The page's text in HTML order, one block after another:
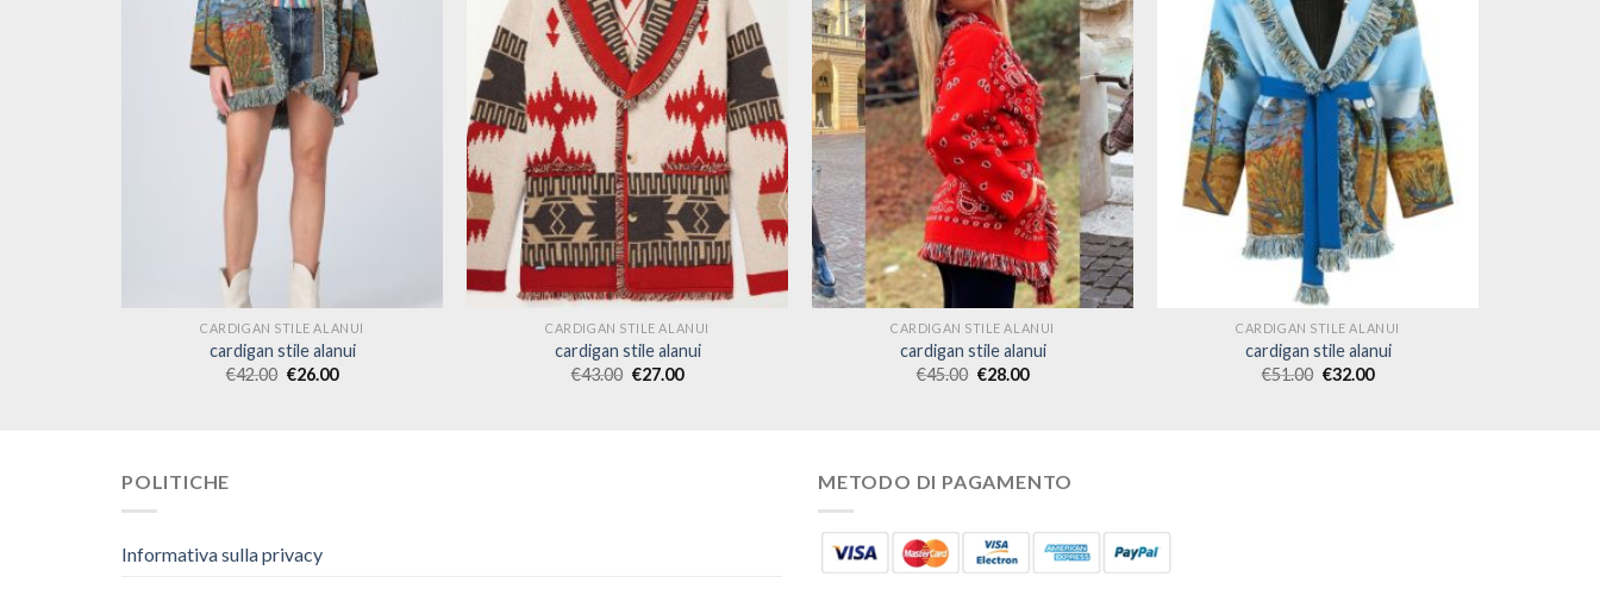
CARDIGAN STILE ALANUI
cardigan stile alanui
€42.00 €26.00
CARDIGAN STILE ALANUI
cardigan stile alanui
€43.00 €27.00
CARDIGAN STILE ALANUI
cardigan stile alanui
€45.00 €28.00
CARDIGAN STILE ALANUI
cardigan stile alanui
€51.00 €32.00
POLITICHE
Informativa sulla privacy
METODO DI PAGAMENTO